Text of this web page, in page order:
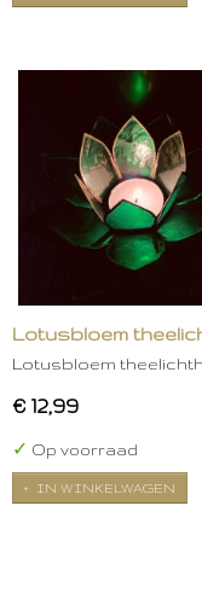
Lotusbloem
Lotusbloem
€ 12,99
✓ Op voorraad
IN WINKELWAGEN